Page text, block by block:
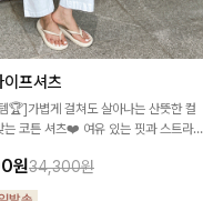
프셔츠
🏆]가볍게 걸쳐도 살아나는 산뜻한 컬
는 코튼 셔츠❤️ 여유 있는 핏과 스트라이
원34,300원